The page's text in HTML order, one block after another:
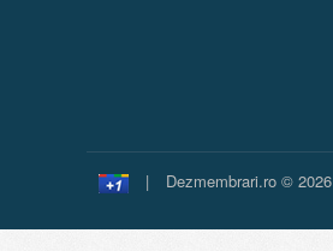
| Dezmembrari.ro © 2026